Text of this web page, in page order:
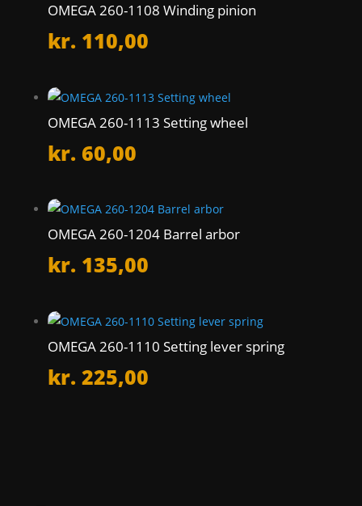
OMEGA 260-1108 Winding pinion
kr. 110,00
OMEGA 260-1113 Setting wheel
kr. 60,00
OMEGA 260-1204 Barrel arbor
kr. 135,00
OMEGA 260-1110 Setting lever spring
kr. 225,00